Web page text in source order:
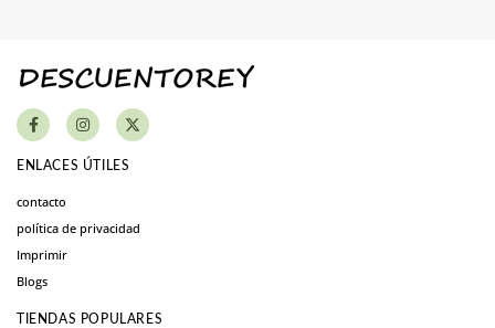
ENLACES ÚTILES
contacto
política de privacidad
Imprimir
Blogs
TIENDAS POPULARES